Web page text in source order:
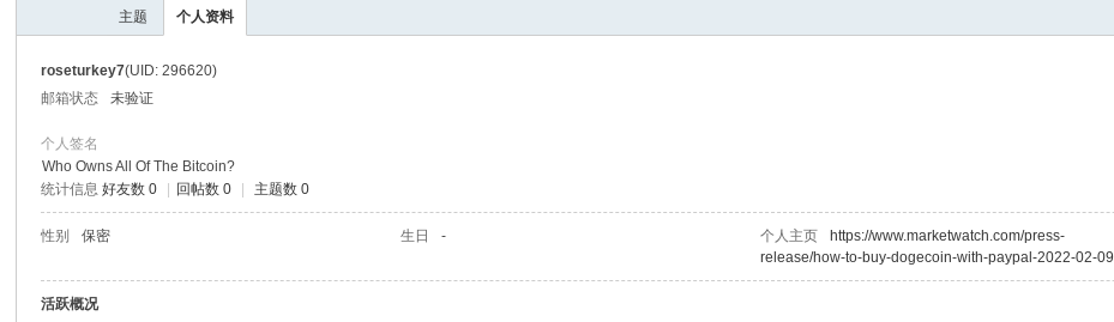
主题 个人资料
roseturkey7(UID: 296620)
邮箱状态
未验证
个人签名
Who Owns All Of The Bitcoin?
统计信息 好友数 0 回帖数 0 主题数 0
性别 保密 生日 - 个人主页
https://www.marketwatch.com/press-
release/how-to-buy-dogecoin-with-paypal-2022-02-09
活跃概况